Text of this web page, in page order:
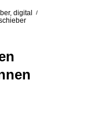
digital /